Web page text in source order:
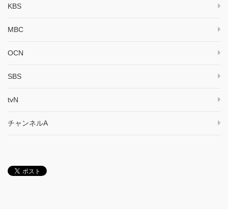
KBS
MBC
OCN
SBS
tvN
チャンネルA